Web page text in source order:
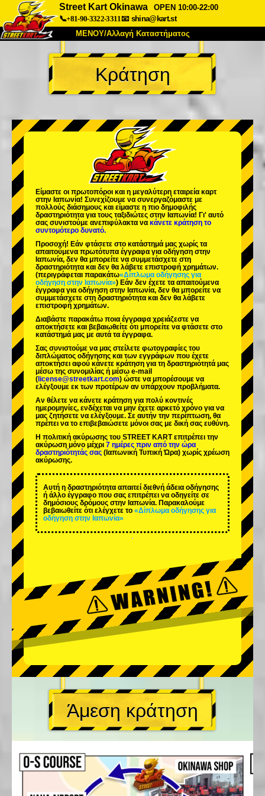
Street Kart Okinawa
OPEN 10:00-22:00
📞+81-90-3322-3311📧 shina@kart.st
ΜΕΝΟΥ/Αλλαγή Καταστήματος
ΚΥΡΙΩΣ
Σχετικά Προδιαγραφές Τιμές
Εταιρεία Κράτηση
Αλλαγή Καταστήματος
Τόκιο Σινάγαουα #1 Τόκιο Ακίχαμπαρα #1
Τόκιο Ακίχαμπαρα #2
Τόκιο Σιμπούγια Annex Τόκιο Κόλπος
Τόκιο Ασακούσα Οσάκα
Κράτηση
Είμαστε οι πρωτοπόροι και η μεγαλύτερη εταιρεία καρτ
στην Ιαπωνία! Συνεχίζουμε να συνεργαζόμαστε με
πολλούς διάσημους και είμαστε η πιο δημοφιλής
δραστηριότητα για τους ταξιδιώτες στην Ιαπωνία! Γι' αυτό
σας συνιστούμε ανεπιφύλακτα να κάνετε κράτηση το
συντομότερο δυνατό.
Προσοχή! Εάν φτάσετε στο κατάστημά μας χωρίς τα
απαιτούμενα πρωτότυπα έγγραφα για οδήγηση στην
Ιαπωνία, δεν θα μπορείτε να συμμετάσχετε στη
δραστηριότητα και δεν θα λάβετε επιστροφή χρημάτων.
(περιγράφεται παρακάτω«Δίπλωμα οδήγησης για
οδήγηση στην Ιαπωνία») Εάν δεν έχετε τα απαιτούμενα
έγγραφα για οδήγηση στην Ιαπωνία, δεν θα μπορείτε να
συμμετάσχετε στη δραστηριότητα και δεν θα λάβετε
επιστροφή χρημάτων.
Διαβάστε παρακάτω ποια έγγραφα χρειάζεστε να
αποκτήσετε και βεβαιωθείτε ότι μπορείτε να φτάσετε στο
κατάστημά μας με αυτά τα έγγραφα.
Σας συνιστούμε να μας στείλετε φωτογραφίες του
διπλώματος οδήγησης και των εγγράφων που έχετε
αποκτήσει αφού κάνετε κράτηση για τη δραστηριότητά μας
μέσω της συνομιλίας ή μέσω e-mail
( license@streetkart.com) ώστε να μπορέσουμε να
ελέγξουμε εκ των προτέρων αν υπάρχουν προβλήματα.
Αν θέλετε να κάνετε κράτηση για πολύ κοντινές
ημερομηνίες, ενδέχεται να μην έχετε αρκετό χρόνο για να
μας ζητήσετε να ελέγξουμε. Σε αυτήν την περίπτωση, θα
πρέπει να το επιβεβαιώσετε μόνοι σας με δική σας ευθύνη.
Η πολιτική ακύρωσης του STREET KART επιτρέπει την
ακύρωση μόνο μέχρι 7 ημέρες πριν από την ώρα
δραστηριότητάς σας (Ιαπωνική Τυπική Ώρα) χωρίς χρέωση
ακύρωσης.
Αυτή η δραστηριότητα απαιτεί διεθνή άδεια οδήγησης
ή άλλο έγγραφο που σας επιτρέπει να οδηγείτε σε
δημόσιους δρόμους στην Ιαπωνία. Παρακαλούμε
βεβαιωθείτε ότι ελέγχετε το «Δίπλωμα οδήγησης για
οδήγηση στην Ιαπωνία»
Άμεση κράτηση